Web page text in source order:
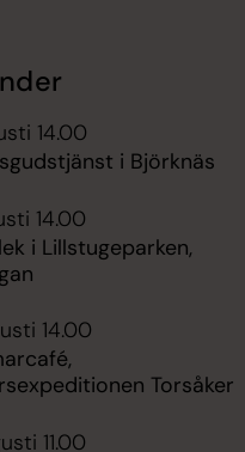
14.00
i Björknäs
14.00
i Lillstugeparken,
14.00
Torsåker
11.00